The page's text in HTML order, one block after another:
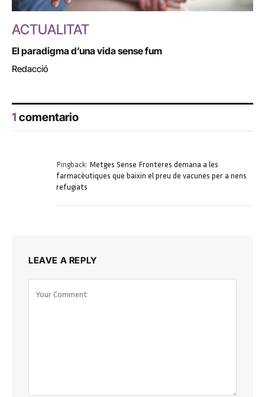
ACTUALITAT
El paradigma d’una vida sense fum
Redacció
1 comentario
Pingback: Metges Sense Fronteres demana a les
farmacèutiques que baixin el preu de vacunes per a nens
refugiats
LEAVE A REPLY